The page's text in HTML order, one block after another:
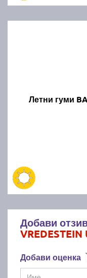
Летни гуми
Добави
VREDESTEIN
Добави оценка